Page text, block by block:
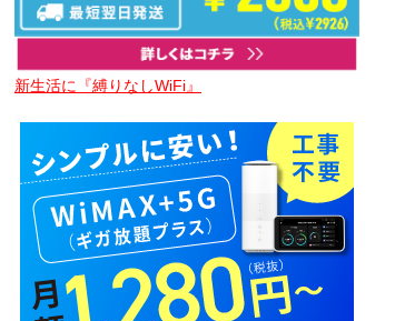
新生活に『縛りなしWiFi』